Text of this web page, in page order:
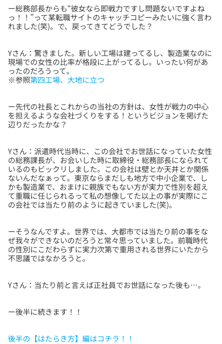
ー総務部長からも“彼女なら即戦力ですし問題ないですよね
っ！！”って某転職サイトのキャッチコピーみたいに強く言わ
Yさん：驚きました。新しい工場は建ってるし、製造業なのに
現場での女性の比率が格段に上がってるし。いったい何があ
ったのだろうって。
※参照第四工場、大地に立つ
ー先代の社長とこれからの当社の方針は、女性が戦力の中心
を担えるような会社づくりをする！というビジョンを掲げた
Yさん：派遣時代当時に、この会社でお世話になっていた女性
の総務課長が、お会いした時に取締役・総務部長になられて
いるのもビックリしました。この会社は壁とか天井とか関係
ないんだなぁって。東京ならまだしも地方で中小企業で、し
かも製造業で、おまけに親族でもない方が実力で性別を超え
て重職に任じられるって私の想像してた以上の事が実際にこ
ーそうなんですよ。世界では、大都市では当たり前の事をな
ぜ我々ができないのだろうと常々思っていました。前職時代
の性別にこだわらずに実力次第で重用される世界にいたから
後半の【はたらき方】編はコチラ！！